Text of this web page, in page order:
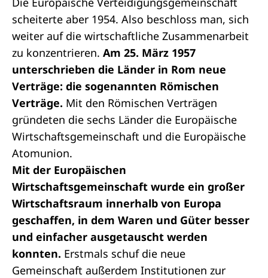
scheiterte aber 1954. Also beschloss man, sich
weiter auf die wirtschaftliche Zusammenarbeit
zu konzentrieren. Am 25. März 1957
unterschrieben die Länder in Rom neue
Verträge: die sogenannten Römischen
Verträge. Mit den Römischen Verträgen
gründeten die sechs Länder die Europäische
Wirtschaftsgemeinschaft und die Europäische
Atomunion.
Mit der Europäischen
Wirtschaftsgemeinschaft wurde ein großer
Wirtschaftsraum innerhalb von Europa
geschaffen, in dem Waren und Güter besser
und einfacher ausgetauscht werden
konnten. Erstmals schuf die neue
Gemeinschaft außerdem Institutionen zur